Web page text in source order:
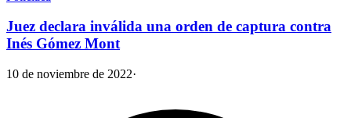
Juez declara inválida una orden de captura contra
Inés Gómez Mont
10 de noviembre de 2022·